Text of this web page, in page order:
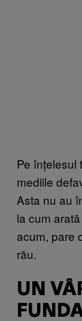
Pe înțelesul
mediile
Asta nu au
la cum
acum, pare
rău.
UN